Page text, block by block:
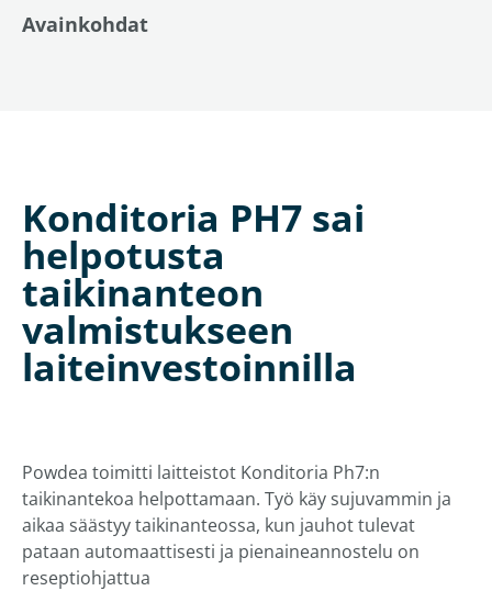
Avainkohdat
Konditoria PH7 sai
helpotusta
taikinanteon
valmistukseen
laiteinvestoinnilla
Powdea toimitti laitteistot Konditoria Ph7:n
taikinantekoa helpottamaan. Työ käy sujuvammin ja
aikaa säästyy taikinanteossa, kun jauhot tulevat
pataan automaattisesti ja pienaineannostelu on
reseptiohjattua